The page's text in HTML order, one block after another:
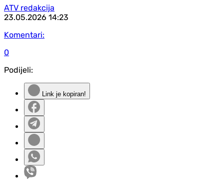
ATV redakcija
23.05.2026 14:23
Komentari:
0
Podijeli:
Link je kopiran!